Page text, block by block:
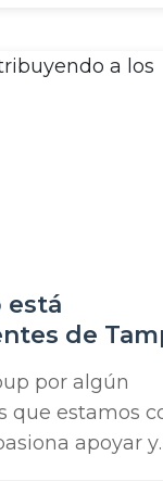
de Winter
persona,
está
de
por algún
que estamos
apoyar y